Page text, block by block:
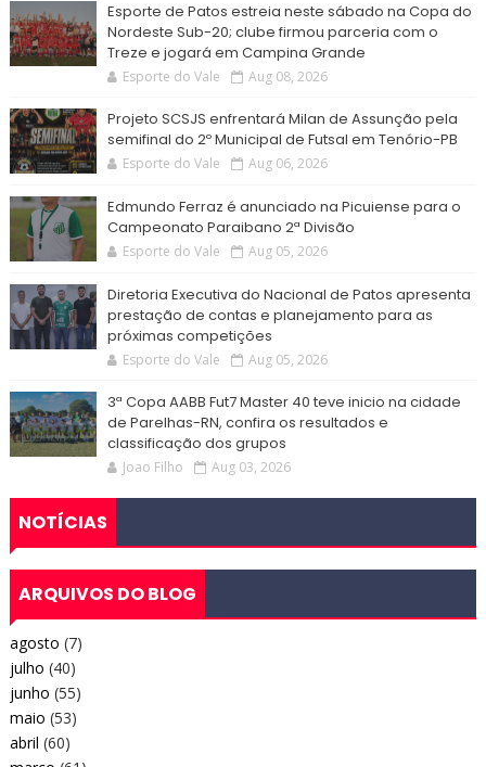
Esporte de Patos estreia neste sábado na Copa do
Nordeste Sub-20; clube firmou parceria com o
Treze e jogará em Campina Grande
Esporte do Vale Aug 08, 2026
Projeto SCSJS enfrentará Milan de Assunção pela
semifinal do 2º Municipal de Futsal em Tenório-PB
Esporte do Vale Aug 06, 2026
Edmundo Ferraz é anunciado na Picuiense para o
Campeonato Paraibano 2ª Divisão
Esporte do Vale Aug 05, 2026
Diretoria Executiva do Nacional de Patos apresenta
prestação de contas e planejamento para as
próximas competições
Esporte do Vale Aug 05, 2026
3ª Copa AABB Fut7 Master 40 teve inicio na cidade
de Parelhas-RN, confira os resultados e
classificação dos grupos
Joao Filho Aug 03, 2026
NOTÍCIAS
ARQUIVOS DO BLOG
agosto (7)
julho (40)
junho (55)
maio (53)
abril (60)